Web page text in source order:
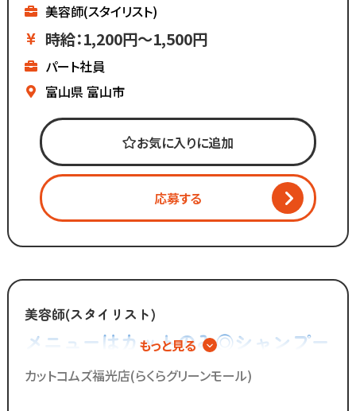
▼週2日～、1日4時間～OK
▼ブランクがあっても安心
▼全国200店舗展開
▼地域に愛される安心経営
∴‥∵‥∴‥∵‥∴‥
・接客
・お会計
・カット
・ブロー
「子供を預けている時間だけ働きたい」
「家庭も大切にしながら
効率よく働きたい」
そんな想いを抱えるあなたを
美容師(スタイリスト)
時給：1,200円～1,500円
パート社員
富山県 富山市
お気に入りに追加
応募する
美容師(スタイリスト)
メニューはカットのみ◎シャンプー
やカラー、パーマの施術は一切無い
もっと見る
カットコムズ福光店(らくらグリーンモール)